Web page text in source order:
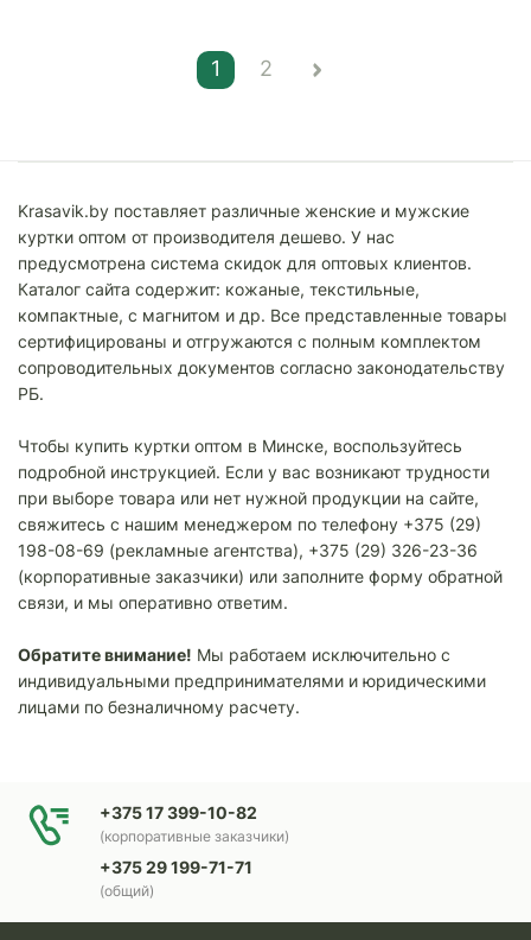
1 2
Krasavik.by поставляет различные женские и мужские
куртки оптом от производителя дешево. У нас
предусмотрена система скидок для оптовых клиентов.
Каталог сайта содержит: кожаные, текстильные,
компактные, с магнитом и др. Все представленные товары
сертифицированы и отгружаются с полным комплектом
сопроводительных документов согласно законодательству
РБ.
Чтобы купить куртки оптом в Минске, воспользуйтесь
подробной инструкцией. Если у вас возникают трудности
при выборе товара или нет нужной продукции на сайте,
свяжитесь с нашим менеджером по телефону +375 (29)
198-08-69 (рекламные агентства), +375 (29) 326-23-36
(корпоративные заказчики) или заполните форму обратной
связи, и мы оперативно ответим.
Обратите внимание! Мы работаем исключительно с
индивидуальными предпринимателями и юридическими
лицами по безналичному расчету.
+375 17 399-10-82
(корпоративные заказчики)
+375 29 199-71-71
(общий)